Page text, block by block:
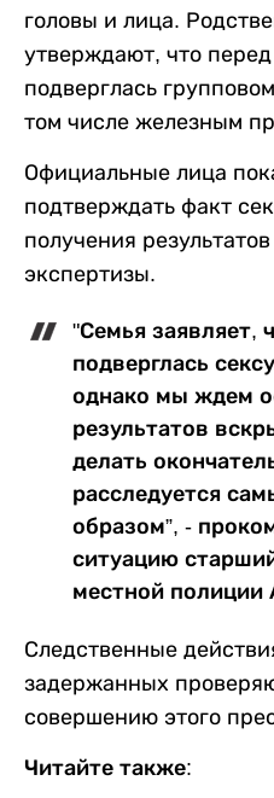
головы и лица.
утверждают, что
подверглась
том числе железным
Официальные лица
подтверждать факт
получения
экспертизы.
"Семья заявляет,
подверглась
однако мы ждем
результатов
делать
расследуется
образом”, -
ситуацию
местной полиции
Следственные
задержанных
совершению этого
Читайте также: